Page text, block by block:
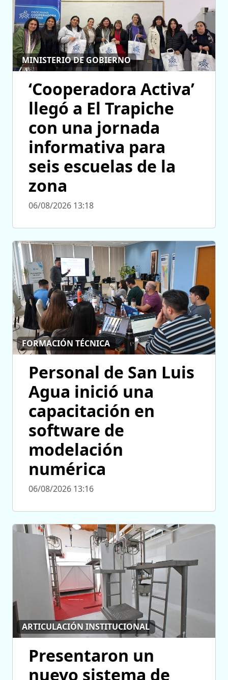
MINISTERIO DE GOBIERNO
‘Cooperadora Activa’
llegó a El Trapiche
con una jornada
informativa para
seis escuelas de la
zona
06/08/2026 13:18
FORMACIÓN TÉCNICA
Personal de San Luis
Agua inició una
capacitación en
software de
modelación
numérica
06/08/2026 13:16
ARTICULACIÓN INSTITUCIONAL
Presentaron un
nuevo sistema de